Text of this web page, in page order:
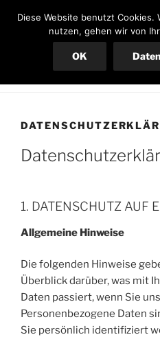
InhaltSCHREINEREI
Ihre Schreinerei in Neuried
1. DATENSCHUTZ AUF
Allgemeine Hinweise
Die folgenden Hinweise
Überblick darüber, was mit
Daten passiert, wenn Sie
Personenbezogene Daten
Sie persönlich identifiziert
Diese Website benutzt Cookies.
nutzen, gehen wir von
OK